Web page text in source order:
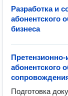
Разработка и
абонентского
бизнеса
Претензионно-
абонентского
Подготовка